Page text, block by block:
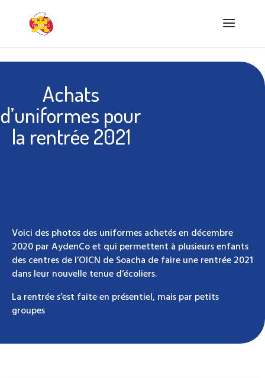
Achats
d’uniformes pour
la rentrée 2021
Voici des photos des uniformes achetés en décembre
2020 par AydenCo et qui permettent à plusieurs enfants
des centres de l’OICN de Soacha de faire une rentrée 2021
dans leur nouvelle tenue d’écoliers.
La rentrée s’est faite en présentiel, mais par petits
groupes